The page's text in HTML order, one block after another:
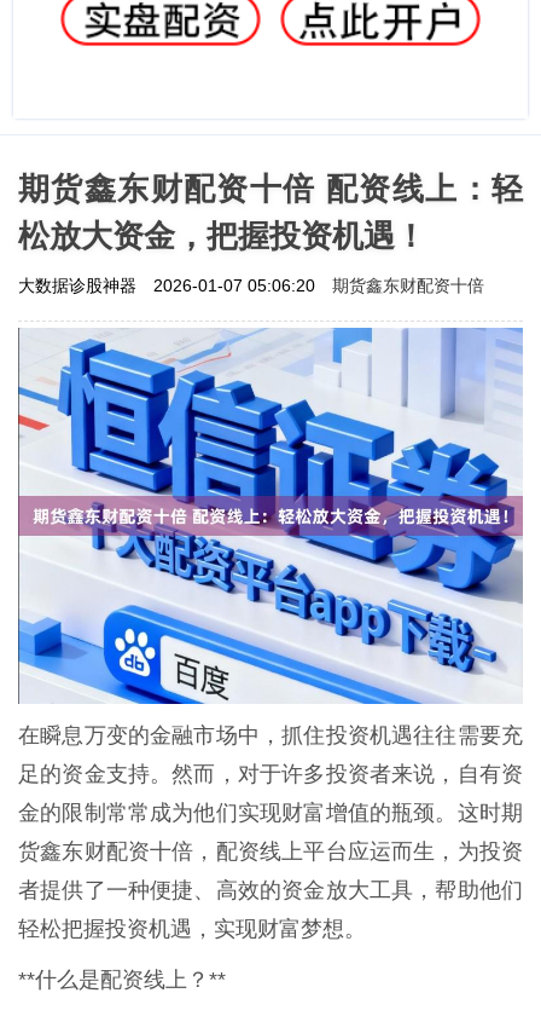
期货鑫东财配资十倍 配资线上：轻
松放大资金，把握投资机遇！
大数据诊股神器 2026-01-07 05:06:20 期货鑫东财配资十倍
在瞬息万变的金融市场中，抓住投资机遇往往需要充
足的资金支持。然而，对于许多投资者来说，自有资
金的限制常常成为他们实现财富增值的瓶颈。这时期
货鑫东财配资十倍，配资线上平台应运而生，为投资
者提供了一种便捷、高效的资金放大工具，帮助他们
轻松把握投资机遇，实现财富梦想。
**什么是配资线上？**